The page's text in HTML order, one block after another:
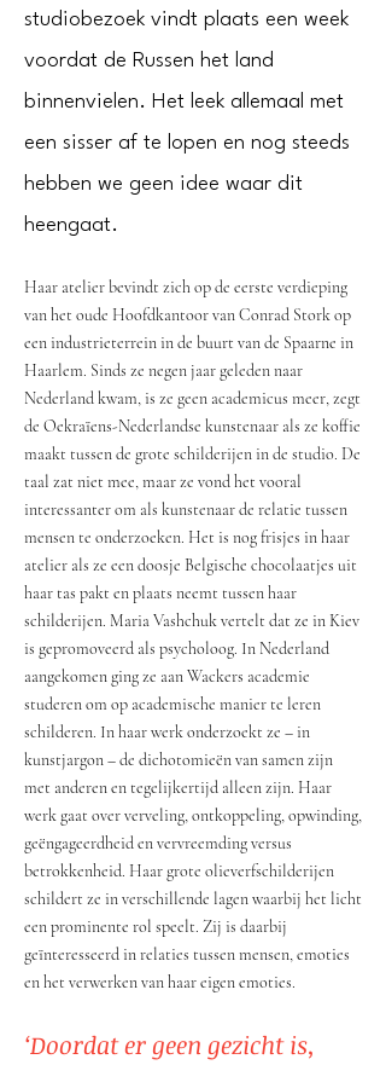
studiobezoek vindt plaats een week
voordat de Russen het land
binnenvielen. Het leek allemaal met
een sisser af te lopen en nog steeds
hebben we geen idee waar dit
heengaat.
Haar atelier bevindt zich op de eerste verdieping
van het oude Hoofdkantoor van Conrad Stork op
een industrieterrein in de buurt van de Spaarne in
Haarlem. Sinds ze negen jaar geleden naar
Nederland kwam, is ze geen academicus meer, zegt
de Oekraïens-Nederlandse kunstenaar als ze koffie
maakt tussen de grote schilderijen in de studio. De
taal zat niet mee, maar ze vond het vooral
interessanter om als kunstenaar de relatie tussen
mensen te onderzoeken. Het is nog frisjes in haar
atelier als ze een doosje Belgische chocolaatjes uit
haar tas pakt en plaats neemt tussen haar
schilderijen. Maria Vashchuk vertelt dat ze in Kiev
is gepromoveerd als psycholoog. In Nederland
aangekomen ging ze aan Wackers academie
studeren om op academische manier te leren
schilderen. In haar werk onderzoekt ze – in
kunstjargon – de dichotomieën van samen zijn
met anderen en tegelijkertijd alleen zijn. Haar
werk gaat over verveling, ontkoppeling, opwinding,
geëngageerdheid en vervreemding versus
betrokkenheid. Haar grote olieverfschilderijen
schildert ze in verschillende lagen waarbij het licht
een prominente rol speelt. Zij is daarbij
geïnteresseerd in relaties tussen mensen, emoties
en het verwerken van haar eigen emoties.
‘Doordat er geen gezicht is,